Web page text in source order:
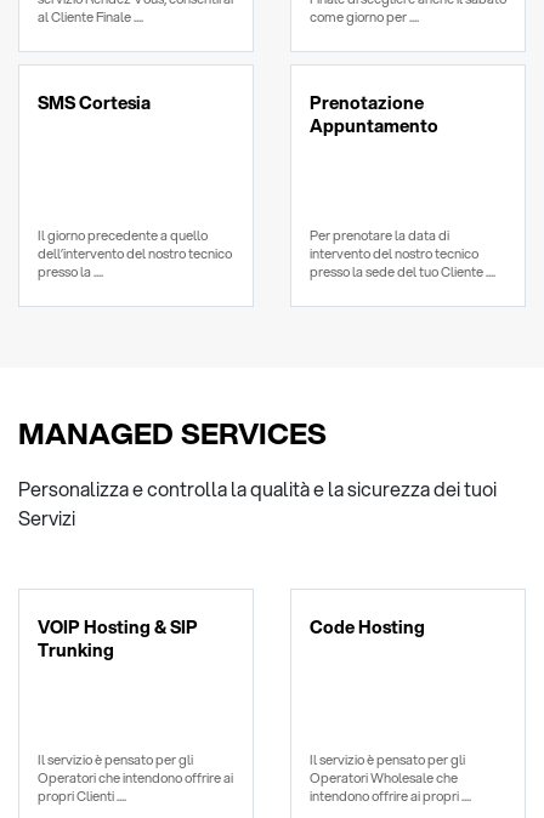
al Cliente Finale ....
come giorno per ....
SMS Cortesia
Il giorno precedente a quello
dell’intervento del nostro tecnico
presso la ....
Prenotazione
Appuntamento
Per prenotare la data di
intervento del nostro tecnico
presso la sede del tuo Cliente ....
MANAGED SERVICES
Personalizza e controlla la qualità e la sicurezza dei tuoi
Servizi
VOIP Hosting & SIP
Trunking
Il servizio è pensato per gli
Operatori che intendono offrire ai
propri Clienti ....
Code Hosting
Il servizio è pensato per gli
Operatori Wholesale che
intendono offrire ai propri ....